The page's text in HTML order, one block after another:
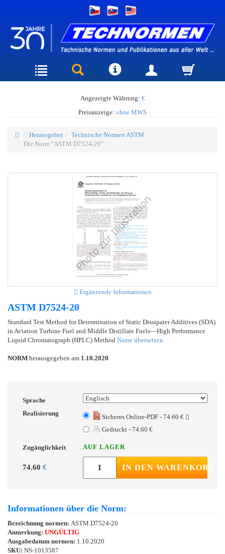
Angezeigte Währung: €
Preisanzeige: ohne MWS
Herausgeber
Technische Normen ASTM
Die Norm "ASTM D7524-20"
Ergänzende Informationen
ASTM D7524-20
Standard Test Method for Determination of Static Dissipater Additives (SDA)
in Aviation Turbine Fuel and Middle Distillate Fuels—High Performance
Liquid Chromatograph (HPLC) Method Name übersetzen
NORM herausgegeben am 1.10.2020
Sprache
Realisierung
Sicheres Online-PDF - 74.60 €
Gedruckt - 74.60 €
Zugänglichkeit AUF LAGER
74.60 € IN DEN WARENKORB
Informationen über die Norm:
Bezeichnung normen: ASTM D7524-20
Anmerkung: UNGÜLTIG
Ausgabedatum normen: 1.10.2020
SKU: NS-1013587